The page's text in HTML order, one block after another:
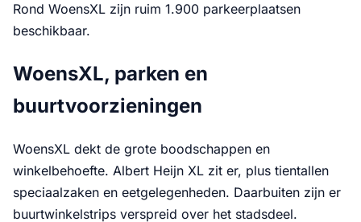
Rond WoensXL zijn ruim 1.900 parkeerplaatsen
beschikbaar.
WoensXL, parken en
buurtvoorzieningen
WoensXL dekt de grote boodschappen en
winkelbehoefte. Albert Heijn XL zit er, plus tientallen
speciaalzaken en eetgelegenheden. Daarbuiten zijn er
buurtwinkelstrips verspreid over het stadsdeel.